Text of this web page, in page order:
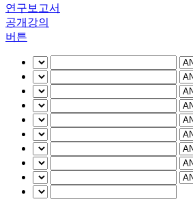
연구보고서
공개강의
버튼